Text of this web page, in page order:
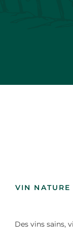
VIN NATURE
Des vins sains,